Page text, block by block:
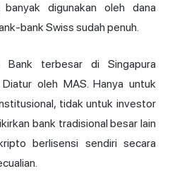
digunakan oleh dana
bank Swiss sudah penuh.
Bank terbesar di Singapura
oleh MAS. Hanya untuk
tidak untuk investor
bank tradisional besar lain
berlisensi sendiri secara